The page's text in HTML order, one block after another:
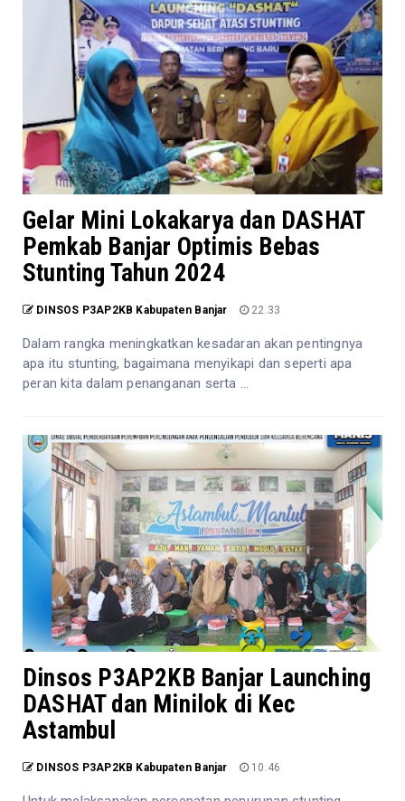
Gelar Mini Lokakarya dan DASHAT
Pemkab Banjar Optimis Bebas
Stunting Tahun 2024
DINSOS P3AP2KB Kabupaten Banjar 22.33
Dalam rangka meningkatkan kesadaran akan pentingnya
apa itu stunting, bagaimana menyikapi dan seperti apa
peran kita dalam penanganan serta ...
Dinsos P3AP2KB Banjar Launching
DASHAT dan Minilok di Kec
Astambul
DINSOS P3AP2KB Kabupaten Banjar 10.46